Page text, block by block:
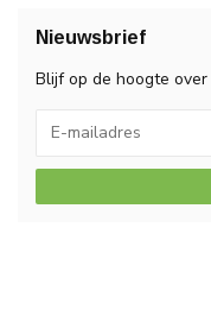
Nieuwsbrief
Blijf op de hoogte